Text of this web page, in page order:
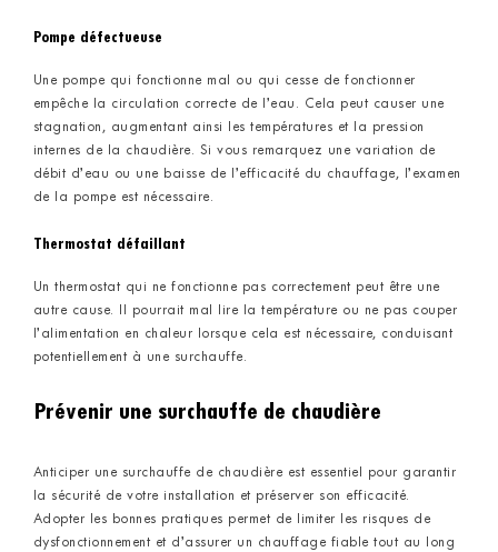
Pompe défectueuse
Une pompe qui fonctionne mal ou qui cesse de fonctionner
empêche la circulation correcte de l’eau. Cela peut causer une
stagnation, augmentant ainsi les températures et la pression
internes de la chaudière. Si vous remarquez une variation de
débit d’eau ou une baisse de l’efficacité du chauffage, l’examen
de la pompe est nécessaire.
Thermostat défaillant
Un thermostat qui ne fonctionne pas correctement peut être une
autre cause. Il pourrait mal lire la température ou ne pas couper
l’alimentation en chaleur lorsque cela est nécessaire, conduisant
potentiellement à une surchauffe.
Prévenir une surchauffe de chaudière
Anticiper une surchauffe de chaudière est essentiel pour garantir
la sécurité de votre installation et préserver son efficacité.
Adopter les bonnes pratiques permet de limiter les risques de
dysfonctionnement et d’assurer un chauffage fiable tout au long